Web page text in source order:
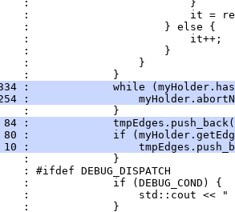
:                         }
:                         it =
:                     } else {
:                         it++;
:                     }
:                 }
:             }
:             while
:
:             }
84 :
80 :             if
10 :
:             }
: #ifdef DEBUG_DISPATCH
:             if (DEBUG_COND) {
:                 std::cout << "
:             }